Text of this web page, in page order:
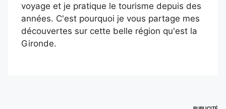
voyage et je pratique le tourisme depuis des
années. C'est pourquoi je vous partage mes
découvertes sur cette belle région qu'est la
Gironde.